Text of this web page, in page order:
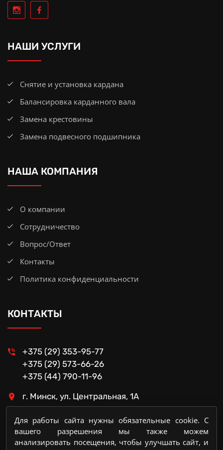
Для работы сайта нужны обязательные cookie. С
вашего разрешения мы также можем
анализировать посещения, чтобы улучшать сайт, и
НАШИ УСЛУГИ
Снятие и установка кардана
Балансировка карданного вала
Замена крестовины
Замена подвесного подшипника
НАША КОМПАНИЯ
О компании
Сотрудничество
Вопрос/Ответ
Контакты
Политика конфиденциальности
КОНТАКТЫ
+375 (29) 353-95-77
+375 (29) 573-66-26
+375 (44) 790-11-96
г. Минск, ул. Центральная, 1А
Пн-Чт – 9:00-18:00;
Пт – до 16:00;
Сб, Вс – выходной